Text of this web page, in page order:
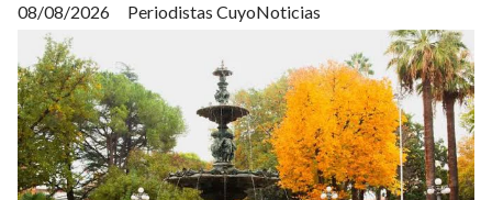
Periodistas CuyoNoticias
08/08/2026